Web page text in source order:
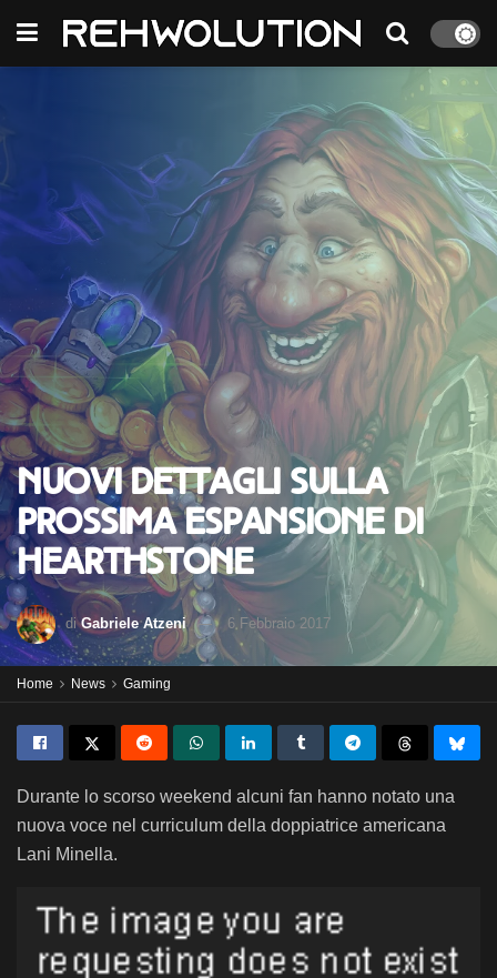
Nuovi dettagli sulla
prossima espansione di
Hearthstone
di Gabriele Atzeni 6 Febbraio 2017
Home News Gaming
Durante lo scorso weekend alcuni fan hanno notato una
nuova voce nel curriculum della doppiatrice americana
Lani Minella.